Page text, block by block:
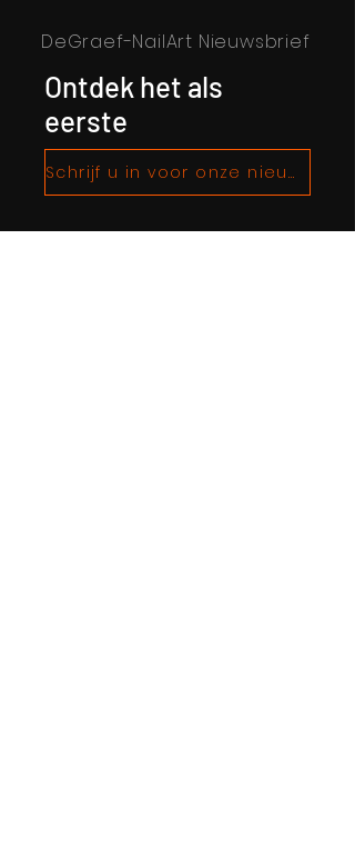
DeGraef-NailArt Nieuwsbrief
Ontdek het als
eerste
Schrijf u in voor onze nieuwsbrief!